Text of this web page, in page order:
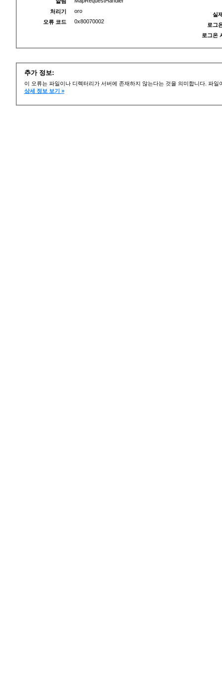
처리기
oro
오류 코드
0x80070002
실
로그
로그온
추가 정보:
이 오류는 파일이나 디렉터리가 서버에 존재하지 않는다는 것을 의미합니다. 파
상세 정보 보기 »